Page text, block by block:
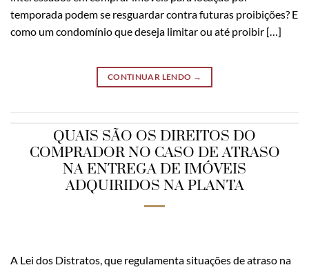
temporada podem se resguardar contra futuras proibições? E
como um condomínio que deseja limitar ou até proibir […]
CONTINUAR LENDO →
QUAIS SÃO OS DIREITOS DO
COMPRADOR NO CASO DE ATRASO
NA ENTREGA DE IMÓVEIS
ADQUIRIDOS NA PLANTA
A Lei dos Distratos, que regulamenta situações de atraso na